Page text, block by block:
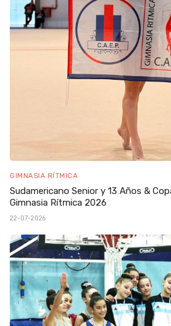
GIMNASIA RÍTMICA
Sudamericano Senior y 13 Años &
Gimnasia Rítmica 2026
22-07-2026